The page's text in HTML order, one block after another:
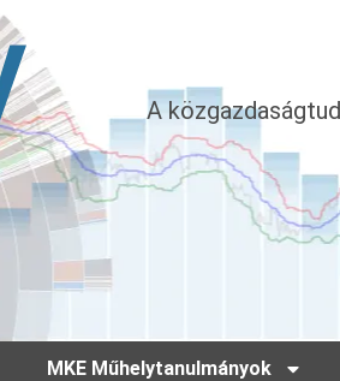
A
MKE Műhelytanulmányok